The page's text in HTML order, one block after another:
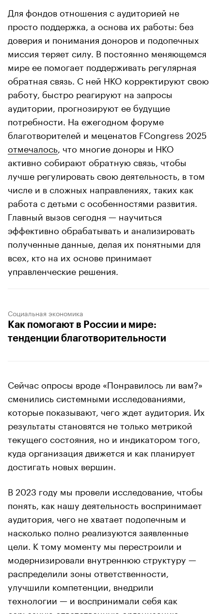
Для фондов отношения с аудиторией не
просто поддержка, а основа их работы: без
доверия и понимания доноров и подопечных
миссия теряет силу. В постоянно меняющемся
мире ее помогает поддерживать регулярная
обратная связь. С ней НКО корректируют свою
работу, быстро реагируют на запросы
аудитории, прогнозируют ее будущие
потребности. На ежегодном форуме
благотворителей и меценатов FCongress 2025
отмечалось , что многие доноры и НКО
активно собирают обратную связь, чтобы
лучше регулировать свою деятельность, в том
числе и в сложных направлениях, таких как
работа с детьми с особенностями развития.
Главный вызов сегодня — научиться
эффективно обрабатывать и анализировать
полученные данные, делая их понятными для
всех, кто на их основе принимает
управленческие решения.
Социальная экономика
Как помогают в России и мире:
тенденции благотворительности
Сейчас опросы вроде «Понравилось ли вам?»
сменились системными исследованиями,
которые показывают, чего ждет аудитория. Их
результаты становятся не только метрикой
текущего состояния, но и индикатором того,
куда организация движется и как планирует
достигать новых вершин.
В 2023 году мы провели исследование, чтобы
понять, как нашу деятельность воспринимает
аудитория, чего не хватает подопечным и
насколько полно реализуются заявленные
цели. К тому моменту мы перестроили и
модернизировали внутреннюю структуру —
распределили зоны ответственности,
улучшили компетенции, внедрили
технологии — и воспринимали себя как